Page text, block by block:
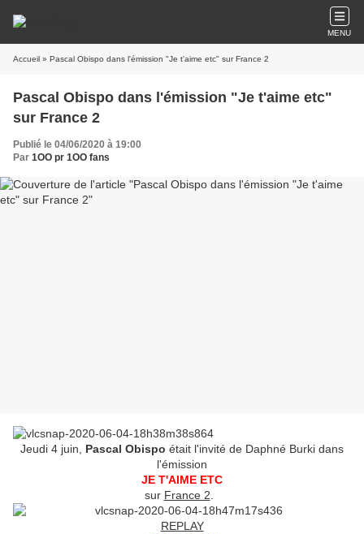
MENU
Accueil » Pascal Obispo dans l'émission "Je t'aime etc" sur France 2
Pascal Obispo dans l'émission "Je t'aime etc"
sur France 2
Publié le 04/06/2020 à 19:00
Par 1OO pr 1OO fans
Jeudi 4 juin, Pascal Obispo était l'invité de Daphné Burki dans
l'émission
JE T'AIME ETC
sur France 2
REPLAY